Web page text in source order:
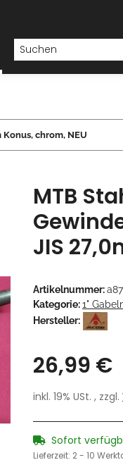
chrom, NEU
MTB
JIS
Artikelnummer:
Kategorie:1"
Hersteller:
26,99 €
inkl. 19% USt. , zzgl.
Sofort
Lieferzeit: 2 - 10